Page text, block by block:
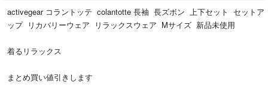
activegear コラントッテ colantotte 長袖 長ズボン 上下セット セットア
ップ リカバリーウェア リラックスウェア Mサイズ 新品未使用
着るリラックス
まとめ買い値引きします